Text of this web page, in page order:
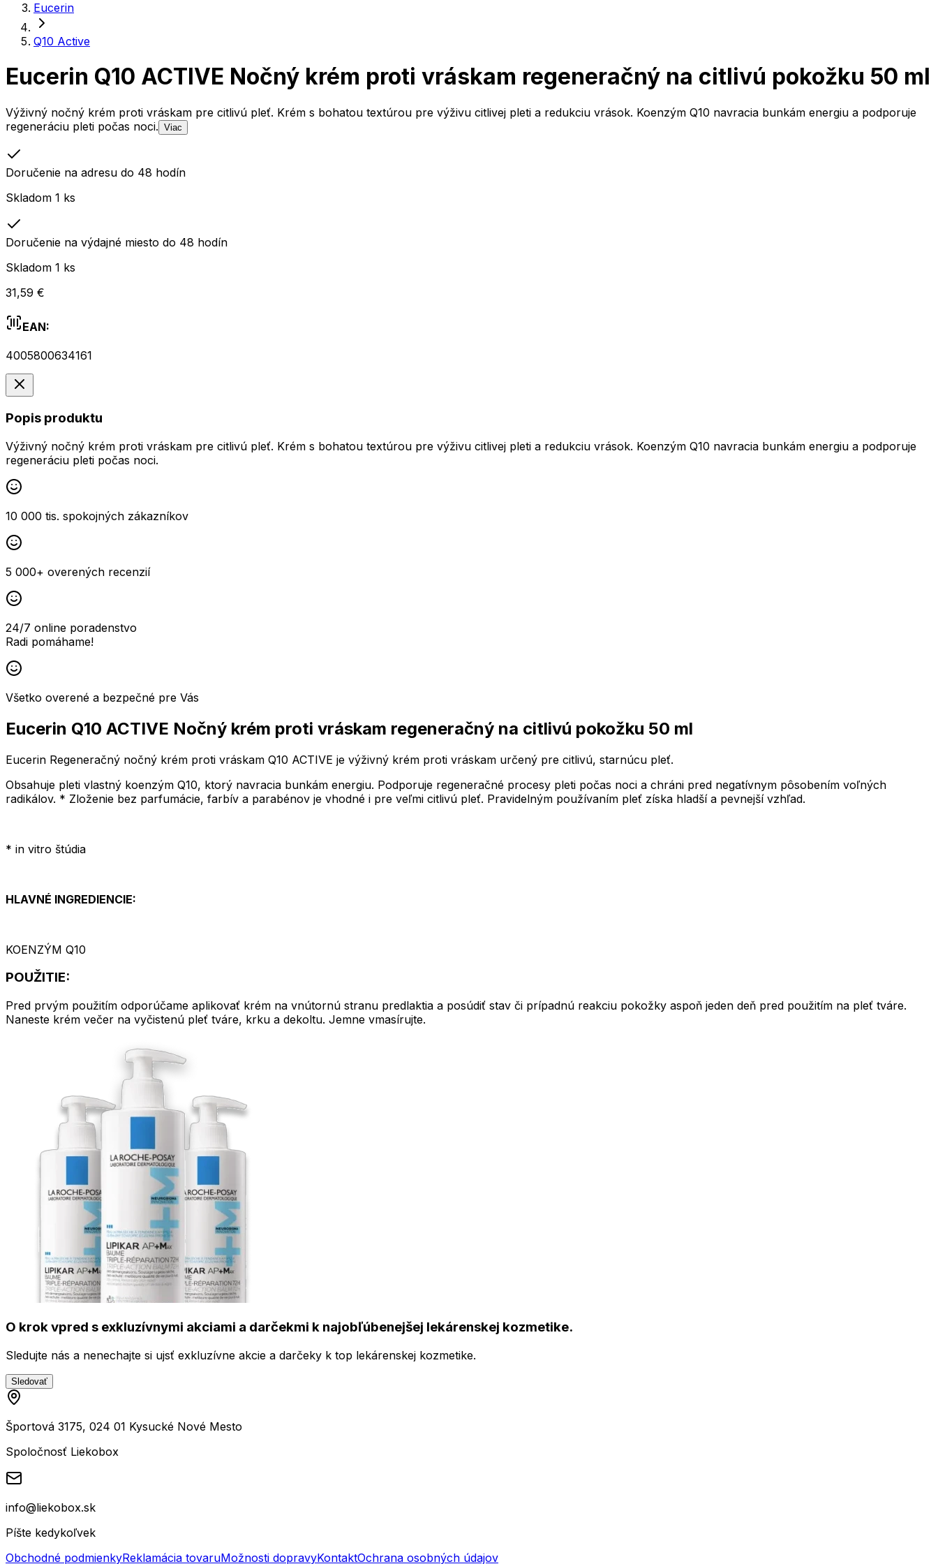
Eucerin
Q10 Active
Eucerin Q10 ACTIVE Nočný krém proti vráskam regeneračný na citlivú pokožku 50 ml
Výživný nočný krém proti vráskam pre citlivú pleť. Krém s bohatou textúrou pre výživu citlivej pleti a redukciu vrások. Koenzým Q10 navracia bunkám energiu a podporuje
regeneráciu pleti počas noci. Viac
Doručenie na adresu do 48 hodín
Skladom 1 ks
Doručenie na výdajné miesto do 48 hodín
Skladom 1 ks
31,59 €
EAN:
4005800634161
Popis produktu
Výživný nočný krém proti vráskam pre citlivú pleť. Krém s bohatou textúrou pre výživu citlivej pleti a redukciu vrások. Koenzým Q10 navracia bunkám energiu a podporuje
regeneráciu pleti počas noci.
10 000 tis. spokojných zákazníkov
5 000+ overených recenzií
24/7 online poradenstvo
Radi pomáhame!
Všetko overené a bezpečné pre Vás
Eucerin Q10 ACTIVE Nočný krém proti vráskam regeneračný na citlivú pokožku 50 ml
Eucerin Regeneračný nočný krém proti vráskam Q10 ACTIVE je výživný krém proti vráskam určený pre citlivú, starnúcu pleť.
Obsahuje pleti vlastný koenzým Q10, ktorý navracia bunkám energiu. Podporuje regeneračné procesy pleti počas noci a chráni pred negatívnym pôsobením voľných
radikálov. * Zloženie bez parfumácie, farbív a parabénov je vhodné i pre veľmi citlivú pleť. Pravidelným používaním pleť získa hladší a pevnejší vzhľad.
* in vitro štúdia
HLAVNÉ INGREDIENCIE:
KOENZÝM Q10
POUŽITIE:
Pred prvým použitím odporúčame aplikovať krém na vnútornú stranu predlaktia a posúdiť stav či prípadnú reakciu pokožky aspoň jeden deň pred použitím na pleť tváre.
Naneste krém večer na vyčistenú pleť tváre, krku a dekoltu. Jemne vmasírujte.
O krok vpred s exkluzívnymi akciami a darčekmi k najobľúbenejšej lekárenskej kozmetike.
Sledujte nás a nenechajte si ujsť exkluzívne akcie a darčeky k top lekárenskej kozmetike.
Sledovať
Športová 3175, 024 01 Kysucké Nové Mesto
Spoločnosť Liekobox
info@liekobox.sk
Píšte kedykoľvek
Obchodné podmienkyReklamácia tovaruMožnosti dopravyKontaktOchrana osobných údajov